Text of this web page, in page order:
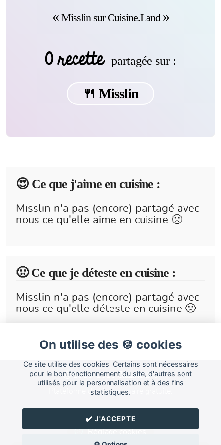
Misslin sur Cuisine.Land
0 recette partagée sur :
🍴 Misslin
😍️ Ce que j'aime en cuisine :
Misslin n'a pas (encore) partagé avec
nous ce qu'elle aime en cuisine 🙁
🤢 Ce que je déteste en cuisine :
Misslin n'a pas (encore) partagé avec
nous ce qu'elle déteste en cuisine 🙁
On utilise des 🍪 cookies
Ce site utilise des cookies. Certains sont nécessaires
pour le bon fonctionnement du site, d'autres sont
utilisés pour la personnalisation et à des fins
statistiques.
✔️ J'ACCEPTE
2015-2026CuisineLand
Plateforme de blog culinaire gratuite.
FAQ
Réglage cookies